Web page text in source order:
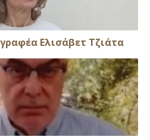
Ελισάβετ Τζιάτα